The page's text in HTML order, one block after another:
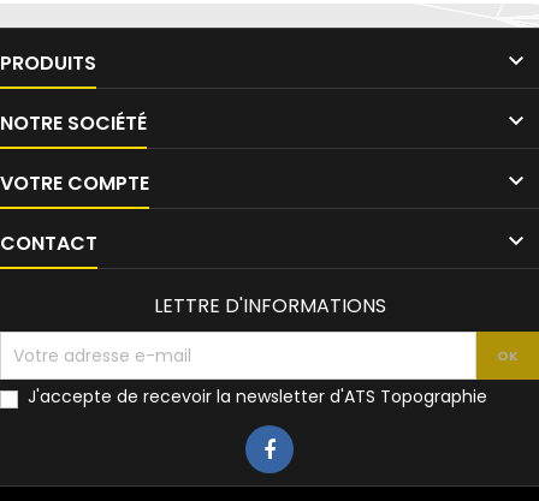
PRODUITS 
NOTRE SOCIÉTÉ 
VOTRE COMPTE 
CONTACT 
LETTRE D'INFORMATIONS
J'accepte de recevoir la newsletter d'ATS Topographie